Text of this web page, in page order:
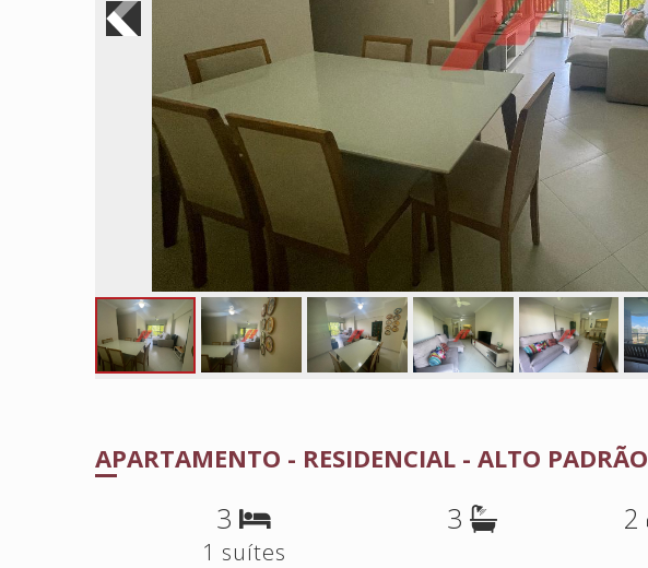
APARTAMENTO - RESIDENCIAL - ALTO PADRÃO
3
1 suítes
3 2